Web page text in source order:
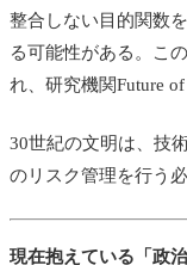
整合しない目的関数
る可能性がある。こ
れ、研究機関Future
30世紀の文明は、技
のリスク管理を行う
現在抱えている「政